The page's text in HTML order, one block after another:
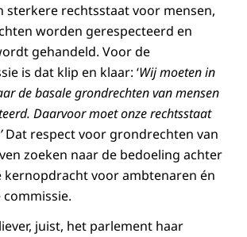
sterkere rechtsstaat voor mensen,
worden gerespecteerd en
gehandeld. Voor de
is dat klip en klaar: ‘Wij moeten in
de basale grondrechten van mensen
Daarvoor moet onze rechtsstaat
Dat respect voor grondrechten van
zoeken naar de bedoeling achter
kernopdracht voor ambtenaren én
juist, het parlement haar